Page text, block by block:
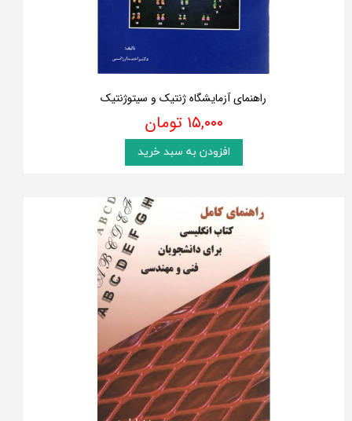
راهنمای آزمایشگاه ژنتیک و سیتوژنتیک
۱۵,۰۰۰ تومان
افزودن به سبد خرید